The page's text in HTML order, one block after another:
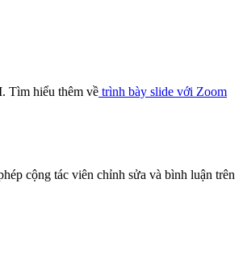
Tìm hiểu thêm về trình bày slide với Zoom
cộng tác viên chỉnh sửa và bình luận trên